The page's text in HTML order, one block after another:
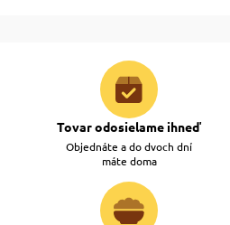
Tovar odosielame ihneď
Objednáte a do dvoch dní
máte doma